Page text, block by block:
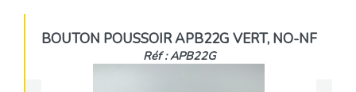
BOUTON POUSSOIR APB22G VERT, NO-NF
Réf : APB22G